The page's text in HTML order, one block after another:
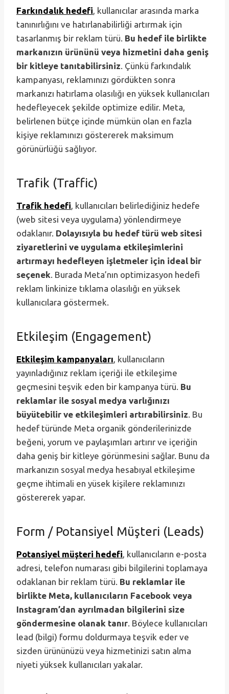
Farkındalık hedefi, kullanıcılar arasında marka
tanınırlığını ve hatırlanabilirliği artırmak için
tasarlanmış bir reklam türü. Bu hedef ile birlikte
markanızın ürününü veya hizmetini daha geniş
bir kitleye tanıtabilirsiniz. Çünkü farkındalık
kampanyası, reklamınızı gördükten sonra
markanızı hatırlama olasılığı en yüksek kullanıcıları
hedefleyecek şekilde optimize edilir. Meta,
belirlenen bütçe içinde mümkün olan en fazla
kişiye reklamınızı göstererek maksimum
görünürlüğü sağlıyor.
Trafik (Traffic)
Trafik hedefi, kullanıcıları belirlediğiniz hedefe
(web sitesi veya uygulama) yönlendirmeye
odaklanır. Dolayısıyla bu hedef türü web sitesi
ziyaretlerini ve uygulama etkileşimlerini
artırmayı hedefleyen işletmeler için ideal bir
seçenek. Burada Meta’nın optimizasyon hedefi
reklam linkinize tıklama olasılığı en yüksek
kullanıcılara göstermek.
Etkileşim (Engagement)
Etkileşim kampanyaları, kullanıcıların
yayınladığınız reklam içeriği ile etkileşime
geçmesini teşvik eden bir kampanya türü. Bu
reklamlar ile sosyal medya varlığınızı
büyütebilir ve etkileşimleri artırabilirsiniz. Bu
hedef türünde Meta organik gönderilerinizde
beğeni, yorum ve paylaşımları artırır ve içeriğin
daha geniş bir kitleye görünmesini sağlar. Bunu da
markanızın sosyal medya hesabıyal etkileşime
geçme ihtimali en yüsek kişilere reklamınızı
göstererek yapar.
Form / Potansiyel Müşteri (Leads)
Potansiyel müşteri hedefi, kullanıcıların e-posta
adresi, telefon numarası gibi bilgilerini toplamaya
odaklanan bir reklam türü. Bu reklamlar ile
birlikte Meta, kullanıcıların Facebook veya
Instagram’dan ayrılmadan bilgilerini size
göndermesine olanak tanır. Böylece kullanıcıları
lead (bilgi) formu doldurmaya teşvik eder ve
sizden ürününüzü veya hizmetinizi satın alma
niyeti yüksek kullanıcıları yakalar.